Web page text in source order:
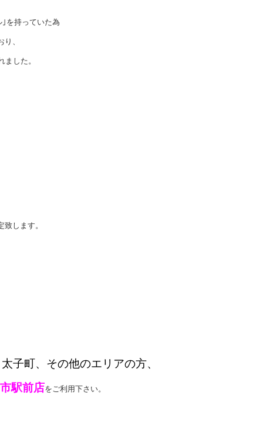
を持っていた為
、
した。
します。
子町、その他のエリアの方、
駅前店をご利用下さい。